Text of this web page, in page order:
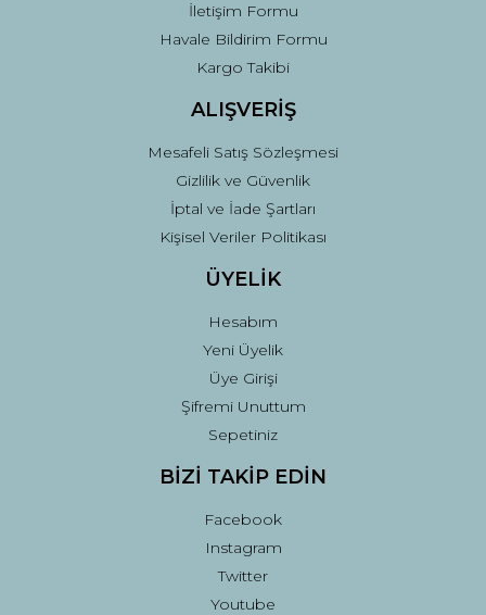
İletişim Formu
Havale Bildirim Formu
Kargo Takibi
ALIŞVERİŞ
Mesafeli Satış Sözleşmesi
Gizlilik ve Güvenlik
İptal ve İade Şartları
Kişisel Veriler Politikası
ÜYELİK
Hesabım
Yeni Üyelik
Üye Girişi
Şifremi Unuttum
Sepetiniz
BİZİ TAKİP EDİN
Facebook
Instagram
Twitter
Youtube